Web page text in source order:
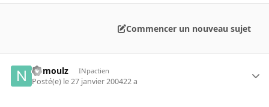
Commencer un nouveau sujet
nomoulz INpactien
Posté(e) le 27 janvier 200422 a